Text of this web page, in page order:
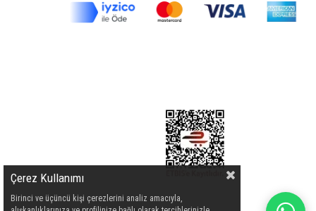
Çerez Kullanımı
Birinci ve üçüncü kişi çerezlerini analiz amacıyla,